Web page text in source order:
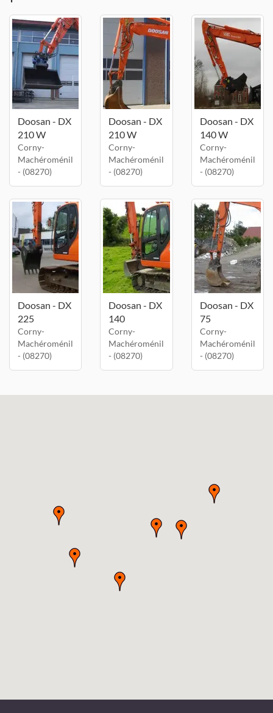
Doosan - DX
210 W
Corny-
Machéroménil
- (08270)
Doosan - DX
210 W
Corny-
Machéroménil
- (08270)
Doosan - DX
140 W
Corny-
Machéroménil
- (08270)
Doosan - DX
225
Corny-
Machéroménil
- (08270)
Doosan - DX
140
Corny-
Machéroménil
- (08270)
Doosan - DX
75
Corny-
Machéroménil
- (08270)